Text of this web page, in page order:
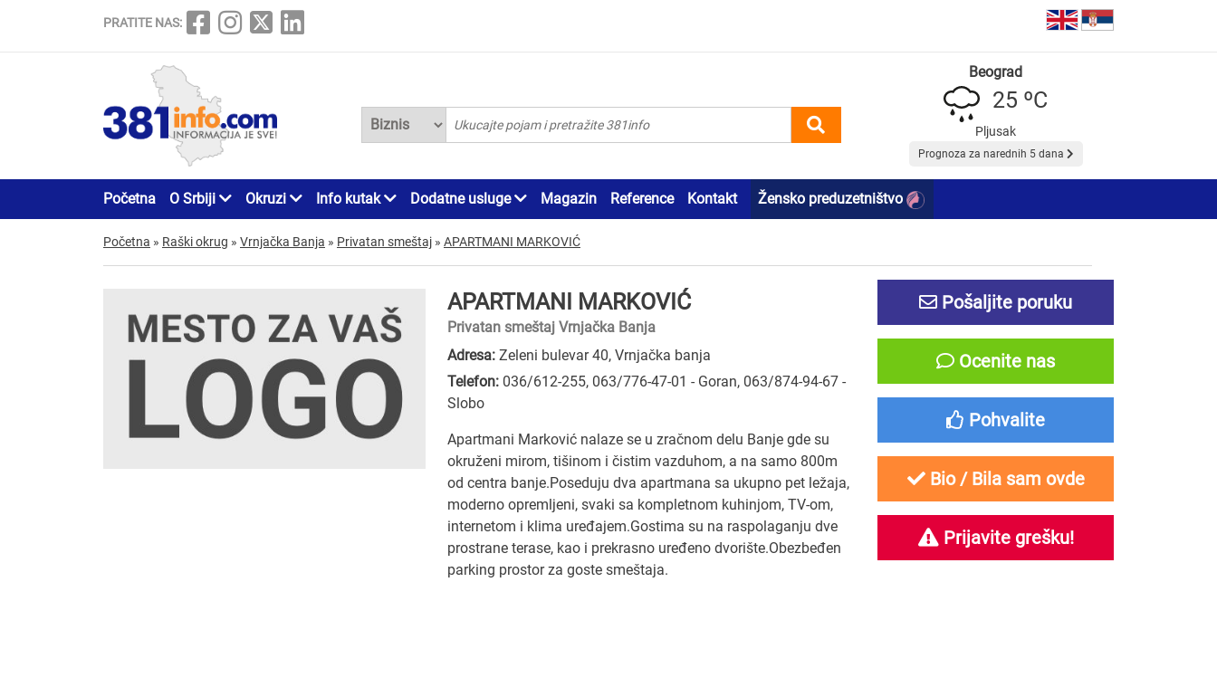
PRATITE NAS:
Beograd
25 ºC
Pljusak
Prognoza za narednih 5 dana
Početna O Srbiji Okruzi Info kutak Dodatne usluge Magazin Reference Kontakt Žensko preduzetništvo
Početna » Raški okrug » Vrnjačka Banja » Privatan smeštaj » APARTMANI MARKOVIĆ
APARTMANI MARKOVIĆ
Privatan smeštaj Vrnjačka Banja
Adresa: Zeleni bulevar 40, Vrnjačka banja
Telefon: 036/612-255, 063/776-47-01 - Goran, 063/874-94-67 -
Slobo
Apartmani Marković nalaze se u zračnom delu Banje gde su
okruženi mirom, tišinom i čistim vazduhom, a na samo 800m
od centra banje.Poseduju dva apartmana sa ukupno pet ležaja,
moderno opremljeni, svaki sa kompletnom kuhinjom, TV-om,
internetom i klima uređajem.Gostima su na raspolaganju dve
prostrane terase, kao i prekrasno uređeno dvorište.Obezbeđen
parking prostor za goste smeštaja.
Pošaljite poruku
Ocenite nas
Pohvalite
Bio / Bila sam ovde
Prijavite grešku!